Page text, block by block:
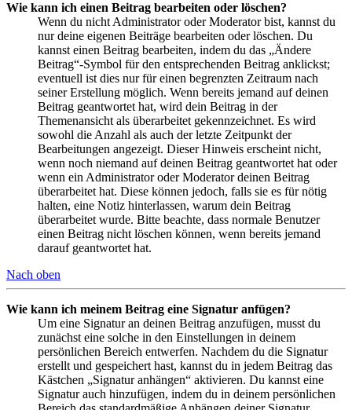
Wie kann ich einen Beitrag bearbeiten oder löschen?
Wenn du nicht Administrator oder Moderator bist, kannst du
nur deine eigenen Beiträge bearbeiten oder löschen. Du
kannst einen Beitrag bearbeiten, indem du das „Ändere
Beitrag“-Symbol für den entsprechenden Beitrag anklickst;
eventuell ist dies nur für einen begrenzten Zeitraum nach
seiner Erstellung möglich. Wenn bereits jemand auf deinen
Beitrag geantwortet hat, wird dein Beitrag in der
Themenansicht als überarbeitet gekennzeichnet. Es wird
sowohl die Anzahl als auch der letzte Zeitpunkt der
Bearbeitungen angezeigt. Dieser Hinweis erscheint nicht,
wenn noch niemand auf deinen Beitrag geantwortet hat oder
wenn ein Administrator oder Moderator deinen Beitrag
überarbeitet hat. Diese können jedoch, falls sie es für nötig
halten, eine Notiz hinterlassen, warum dein Beitrag
überarbeitet wurde. Bitte beachte, dass normale Benutzer
einen Beitrag nicht löschen können, wenn bereits jemand
darauf geantwortet hat.
Nach oben
Wie kann ich meinem Beitrag eine Signatur anfügen?
Um eine Signatur an deinen Beitrag anzufügen, musst du
zunächst eine solche in den Einstellungen in deinem
persönlichen Bereich entwerfen. Nachdem du die Signatur
erstellt und gespeichert hast, kannst du in jedem Beitrag das
Kästchen „Signatur anhängen“ aktivieren. Du kannst eine
Signatur auch hinzufügen, indem du in deinem persönlichen